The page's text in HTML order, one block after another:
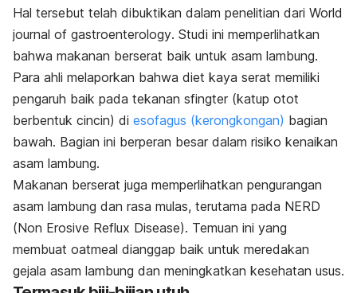
Hal tersebut telah dibuktikan dalam penelitian dari World
journal of gastroenterology. Studi ini memperlihatkan
bahwa makanan berserat baik untuk asam lambung.
Para ahli melaporkan bahwa diet kaya serat memiliki
pengaruh baik pada tekanan sfingter (katup otot
berbentuk cincin) di esofagus (kerongkongan) bagian
bawah. Bagian ini berperan besar dalam risiko kenaikan
asam lambung.
Makanan berserat juga memperlihatkan pengurangan
asam lambung dan rasa mulas, terutama pada NERD
(Non Erosive Reflux Disease). Temuan ini yang
membuat oatmeal dianggap baik untuk meredakan
gejala asam lambung dan meningkatkan kesehatan usus.